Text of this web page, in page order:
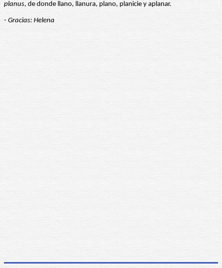
planus, de donde llano, llanura, plano, planicie y aplanar.
- Gracias: Helena